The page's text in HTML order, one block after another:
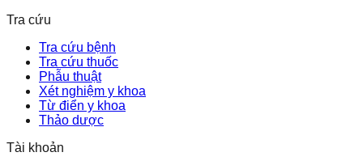
Tra cứu
Tra cứu bệnh
Tra cứu thuốc
Phẫu thuật
Xét nghiệm y khoa
Từ điển y khoa
Thảo dược
Tài khoản